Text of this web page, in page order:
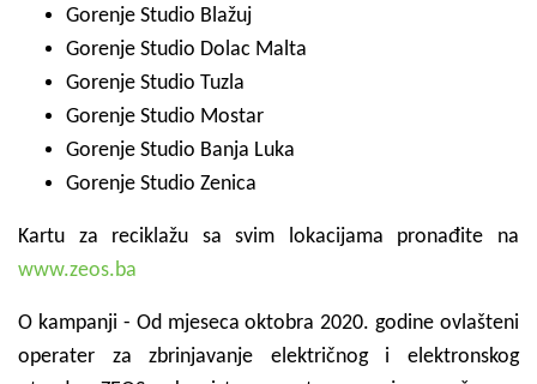
Gorenje Studio Blažuj
Gorenje Studio Dolac Malta
Gorenje Studio Tuzla
Gorenje Studio Mostar
Gorenje Studio Banja Luka
Gorenje Studio Zenica
Kartu za reciklažu sa svim lokacijama pronađite na
www.zeos.ba
O kampanji - Od mjeseca oktobra 2020. godine ovlašteni
operater za zbrinjavanje električnog i elektronskog